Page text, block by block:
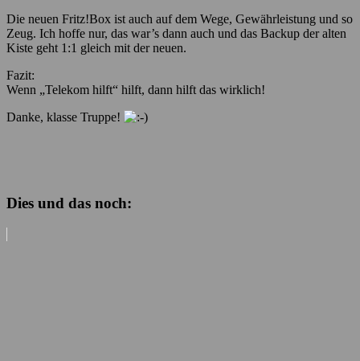
Die neuen Fritz!Box ist auch auf dem Wege, Gewährleistung und so
Zeug. Ich hoffe nur, das war’s dann auch und das Backup der alten
Kiste geht 1:1 gleich mit der neuen.
Fazit:
Wenn „Telekom hilft“ hilft, dann hilft das wirklich!
Danke, klasse Truppe!
Dies und das noch: